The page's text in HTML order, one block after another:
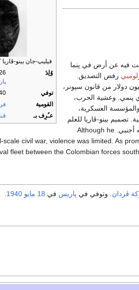
فيليپ-جان بينو-ڤاريا
وُلِدَ
26 يوليو
توفي
القومية
عـُرِف بـ
تنازلت فيه عن أرض في پنما
رفض التصديق.
بينو-ڤاريا في خطر خسارة 40 مليون دولار من قانون سپونر،
پنمي. وعشية الحرب،
العسكرية،
تصميم بينو-ڤاريا للعلم
رفضه المجلس الثوري الپنمي لاحقاً لأن من صممه أجنبي. Although he
civil war, violence was limited. As
fleet between the Colombian forces
ڤردان . وتوفي في پاريس في 18 مايو 1940